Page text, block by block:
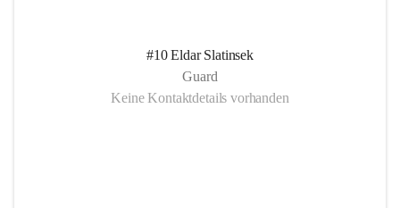
#10 Eldar Slatinsek
Guard
Keine Kontaktdetails vorhanden